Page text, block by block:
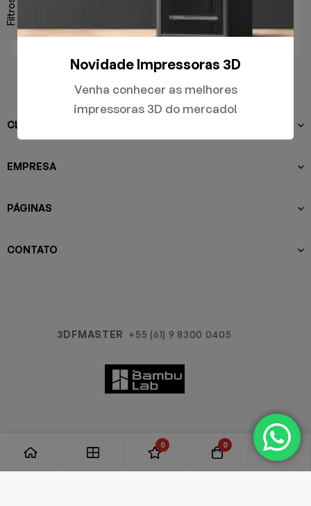
Filtros
CLIENTES
EMPRESA
PÁGINAS
CONTATO
3DFMASTER +55 (61) 9 8300 0405
Novidade Impressoras 3D
Venha conhecer as melhores
impressoras 3D do mercado!
0 0